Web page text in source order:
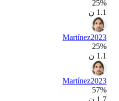
25‎%‎
Martínez2023
25‎%‎
Martínez2023
57‎%‎